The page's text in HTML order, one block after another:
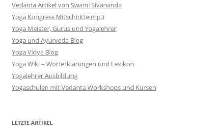
Vedanta Artikel von Swami Sivananda
Yoga Kongress Mitschnitte mp3
Yoga Meister, Gurus und Yogalehrer
Yoga und Ayurveda Blog
Yoga Vidya Blog
Yoga Wiki – Worterklärungen und Lexikon
Yogalehrer Ausbildung
Yogaschulen mit Vedanta Workshops und Kursen
LETZTE ARTIKEL